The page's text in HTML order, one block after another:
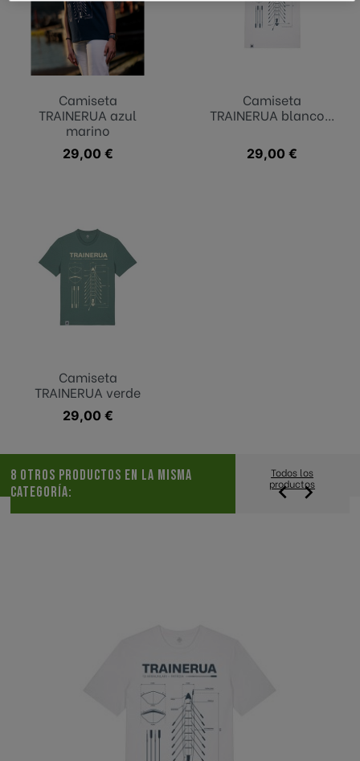
Camiseta
TRAINERUA azul
marino
Precio
29,00 €
Camiseta
TRAINERUA blanco...
Precio
29,00 €
Camiseta
TRAINERUA verde
Precio
29,00 €
8 OTROS PRODUCTOS EN LA MISMA
CATEGORÍA:
Todos los
productos
